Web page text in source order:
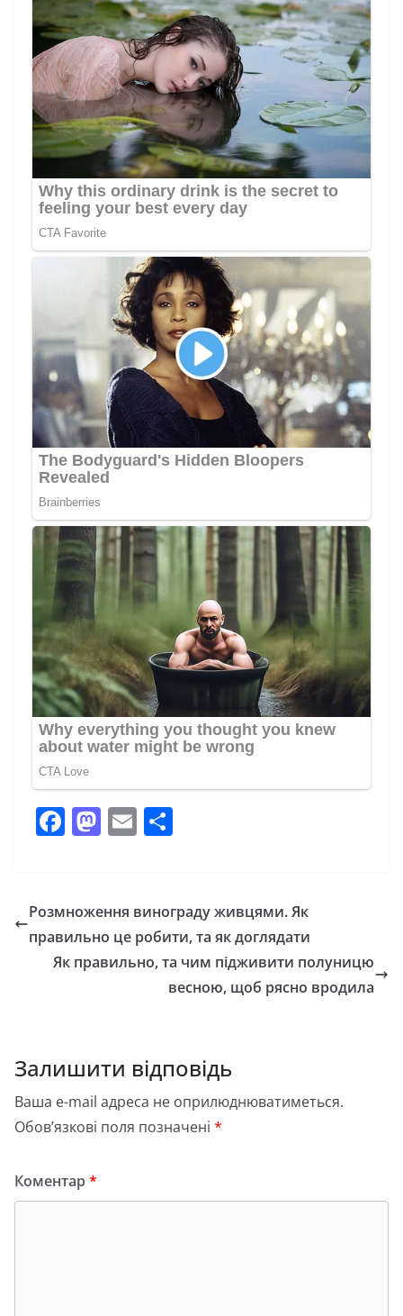
F
e
b
o
M
o
d
o
E
l л
и
т
и
Розмноження винограду живцями. Як
правильно це робити, та як доглядати
Як правильно, та чим підживити полуницю
весною, щоб рясно вродила
Залишити відповідь
Ваша e-mail адреса не оприлюднюватиметься.
Обов’язкові поля позначені *
Коментар*